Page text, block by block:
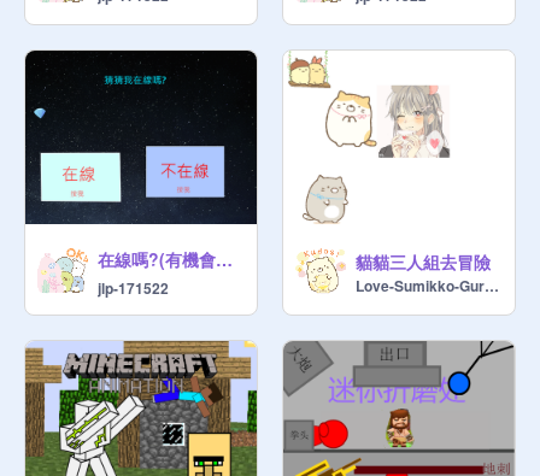
在線嗎?(有機會有❤️)
jlp-171522
貓貓三人組去冒險
Love-Sumikko-Gurashi